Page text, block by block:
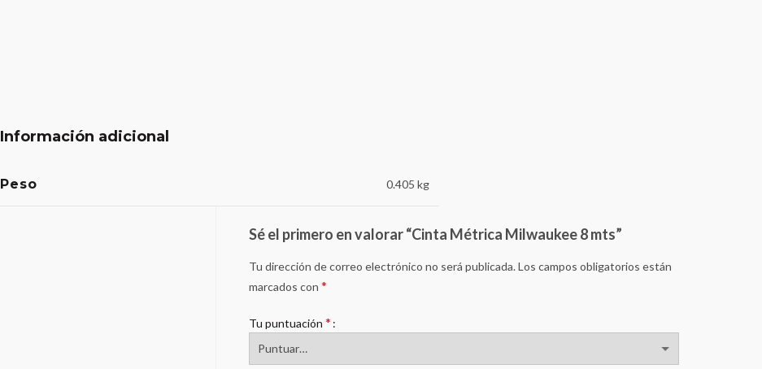
Información adicional
Peso 0.405 kg
Sé el primero en valorar “Cinta Métrica Milwaukee 8 mts”
Tu dirección de correo electrónico no será publicada.Los campos obligatorios están
marcados con *
Tu puntuación *